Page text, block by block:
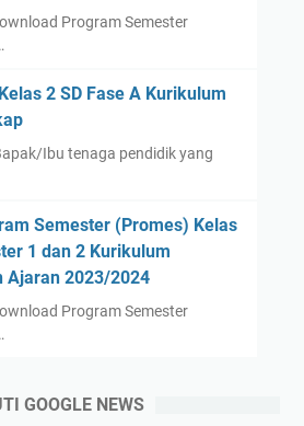
Program Semester
2 SD Fase A Kurikulum
Ibu tenaga pendidik yang
Semester (Promes) Kelas
1 dan 2 Kurikulum
Ajaran 2023/2024
Program Semester
GOOGLE NEWS